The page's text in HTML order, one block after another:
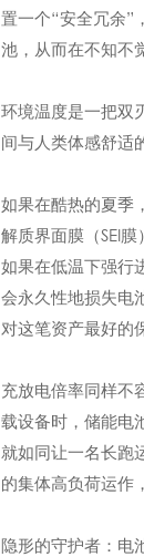
置一个“安全冗余”
池，从而在不知不
环境温度是一把双
间与人类体感舒适
如果在酷热的夏季
解质界面膜（SEI
如果在低温下强行
会永久性地损失电
对这笔资产最好的
充放电倍率同样不
载设备时，储能电
就如同让一名长跑
的集体高负荷运作
隐形的守护者：电